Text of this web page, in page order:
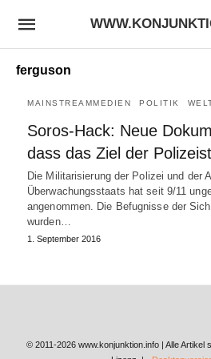
ferguson
MAINSTREAMMEDIEN POLITIK
Soros-Hack: Neue
dass das Ziel der
Die Militarisierung der Polizei und der
Überwachungsstaats hat seit 9/11
angenommen. Die Befugnisse der
wurden…
1. September 2016
© 2011-2026 www.konjunktion.info | Alle Artikel